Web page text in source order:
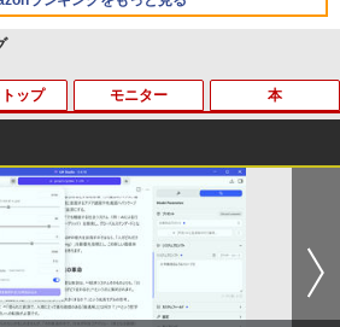
【今だけ】全品ポイント10倍 お買い物マ
ソン★8/4～8/11★中古パソコン ノー
PC Lenovo ThinkPad E590 Core i3 8
145U メモリ8GB / 16GB / 32GB SSD M.
PCIe256GB / 512GB / 1TB Windows1
Pro 64bit【送料無料】【1年保証】
ップ
「3500U/4300Uより速い」 NiPoGi ミニ
Ryzen Embedded R2544初登場 8G
4TB拡張可 mini pc Windows
11 Pro 動作より高速 4K×3画面出力 ミニ
ソコン HDMI2.0+DP1.4 静音性 小型pc
富な端子Type-C USB3.2 有線LAN WI
BT4.2 省電力 オフィス/学習向け P2
モニター
【中古良品】【安心保証】Princeton 21.
型ワイドカラー液晶ディスプレイ PTF
22W / PTFBDE-22W ブラック/ ホ
ワイト色 スピーカー搭載 プリンストン
4,050
本
ちいかわ なんか小さくてかわいいやつ
7）なんか飛び出ていろいろ貼れるフォ
アルバム付き特装版 （講談社キャラク
ターズA） [ ナガノ ]
3,630